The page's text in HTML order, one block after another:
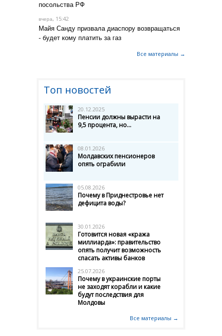
посольства РФ
вчера, 15:42
Майя Санду призвала диаспору возвращаться
- будет кому платить за газ
Все материалы →
Топ новостей
20.12.2025
Пенсии должны вырасти на
9,5 процента, но...
08.01.2026
Молдавских пенсионеров
опять ограбили
05.08.2026
Почему в Приднестровье нет
дефицита воды?
30.01.2026
Готовится новая «кража
миллиарда»: правительство
опять получит возможность
спасать активы банков
25.07.2026
Почему в украинские порты
не заходят корабли и какие
будут последствия для
Молдовы
Все материалы →